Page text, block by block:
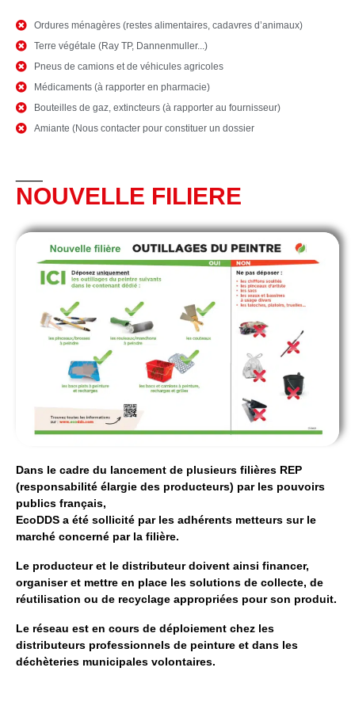
Ordures ménagères (restes alimentaires, cadavres d’animaux)
Terre végétale (Ray TP, Dannenmuller...)
Pneus de camions et de véhicules agricoles
Médicaments (à rapporter en pharmacie)
Bouteilles de gaz, extincteurs (à rapporter au fournisseur)
Amiante (Nous contacter pour constituer un dossier
NOUVELLE FILIERE
Dans le cadre du lancement de plusieurs filières REP
(responsabilité élargie des producteurs) par les pouvoirs
publics français,
EcoDDS a été sollicité par les adhérents metteurs sur le
marché concerné par la filière.
Le producteur et le distributeur doivent ainsi financer,
organiser et mettre en place les solutions de collecte, de
réutilisation ou de recyclage appropriées pour son produit.
Le réseau est en cours de déploiement chez les
distributeurs professionnels de peinture et dans les
déchèteries municipales volontaires.